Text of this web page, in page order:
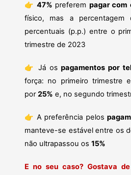
👉 47% preferem pagar com
físico, mas a percentagem
percentuais (p.p.) entre o
trimestre de 2023
👉 Já ospagamentos por
força: no primeiro trimestre
por25% e, no segundo
👉 A preferência pelos
manteve-se estável entre os
não ultrapassou os 15%
E no seu caso? Gostava